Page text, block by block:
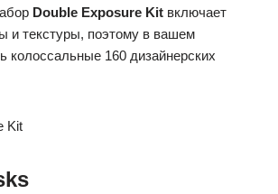
Double Exposure Kit включает
и текстуры, поэтому в вашем
колоссальные 160 дизайнерских